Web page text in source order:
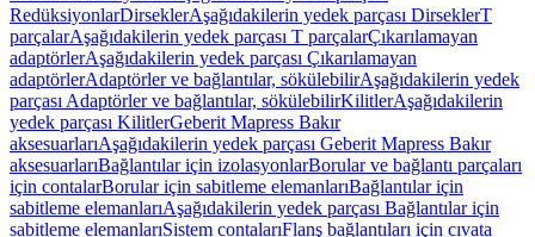
RedüksiyonlarDirseklerAşağıdakilerin yedek parçası DirseklerT
parçalarAşağıdakilerin yedek parçası T parçalarÇıkarılamayan
adaptörlerAşağıdakilerin yedek parçası Çıkarılamayan
adaptörlerAdaptörler ve bağlantılar, sökülebilirAşağıdakilerin yedek
parçası Adaptörler ve bağlantılar, sökülebilirKilitlerAşağıdakilerin
yedek parçası KilitlerGeberit Mapress Bakır
aksesuarlarıAşağıdakilerin yedek parçası Geberit Mapress Bakır
aksesuarlarıBağlantılar için izolasyonlarBorular ve bağlantı parçaları
için contalarBorular için sabitleme elemanlarıBağlantılar için
sabitleme elemanlarıAşağıdakilerin yedek parçası Bağlantılar için
sabitleme elemanlarıSistem contalarıFlanş bağlantıları için cıvata